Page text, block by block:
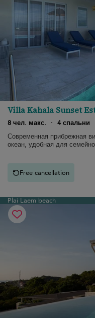
Villa Kahala Sunset
8 чел. макс.
· 4 спальни
Современная прибрежная
океан, удобная для
Free cancellation
Plai Laem beach